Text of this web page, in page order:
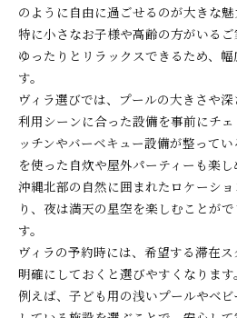
のように自由に過ごせるのが大きな魅
特に小さなお子様や高齢の方がいる
ゆったりとリラックスできるため、
す。
ヴィラ選びでは、プールの大きさや深
利用シーンに合った設備を事前にチ
ッチンやバーベキュー設備が整って
を使った自炊や屋外パーティーも楽し
沖縄北部の自然に囲まれたロケーシ
り、夜は満天の星空を楽しむことが
す。
ヴィラの予約時には、希望する滞在
明確にしておくと選びやすくなります。
例えば、子ども用の浅いプールやベ